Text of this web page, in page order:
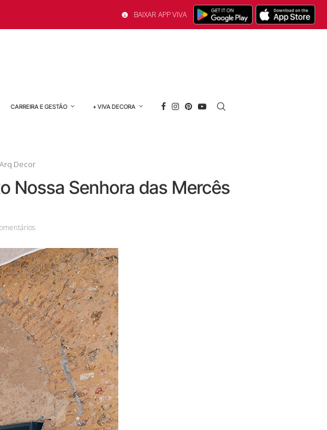
BAIXAR APP VIVA
CARREIRA E GESTÃO + VIVA DECORA
Decor
Nossa Senhora das Mercês